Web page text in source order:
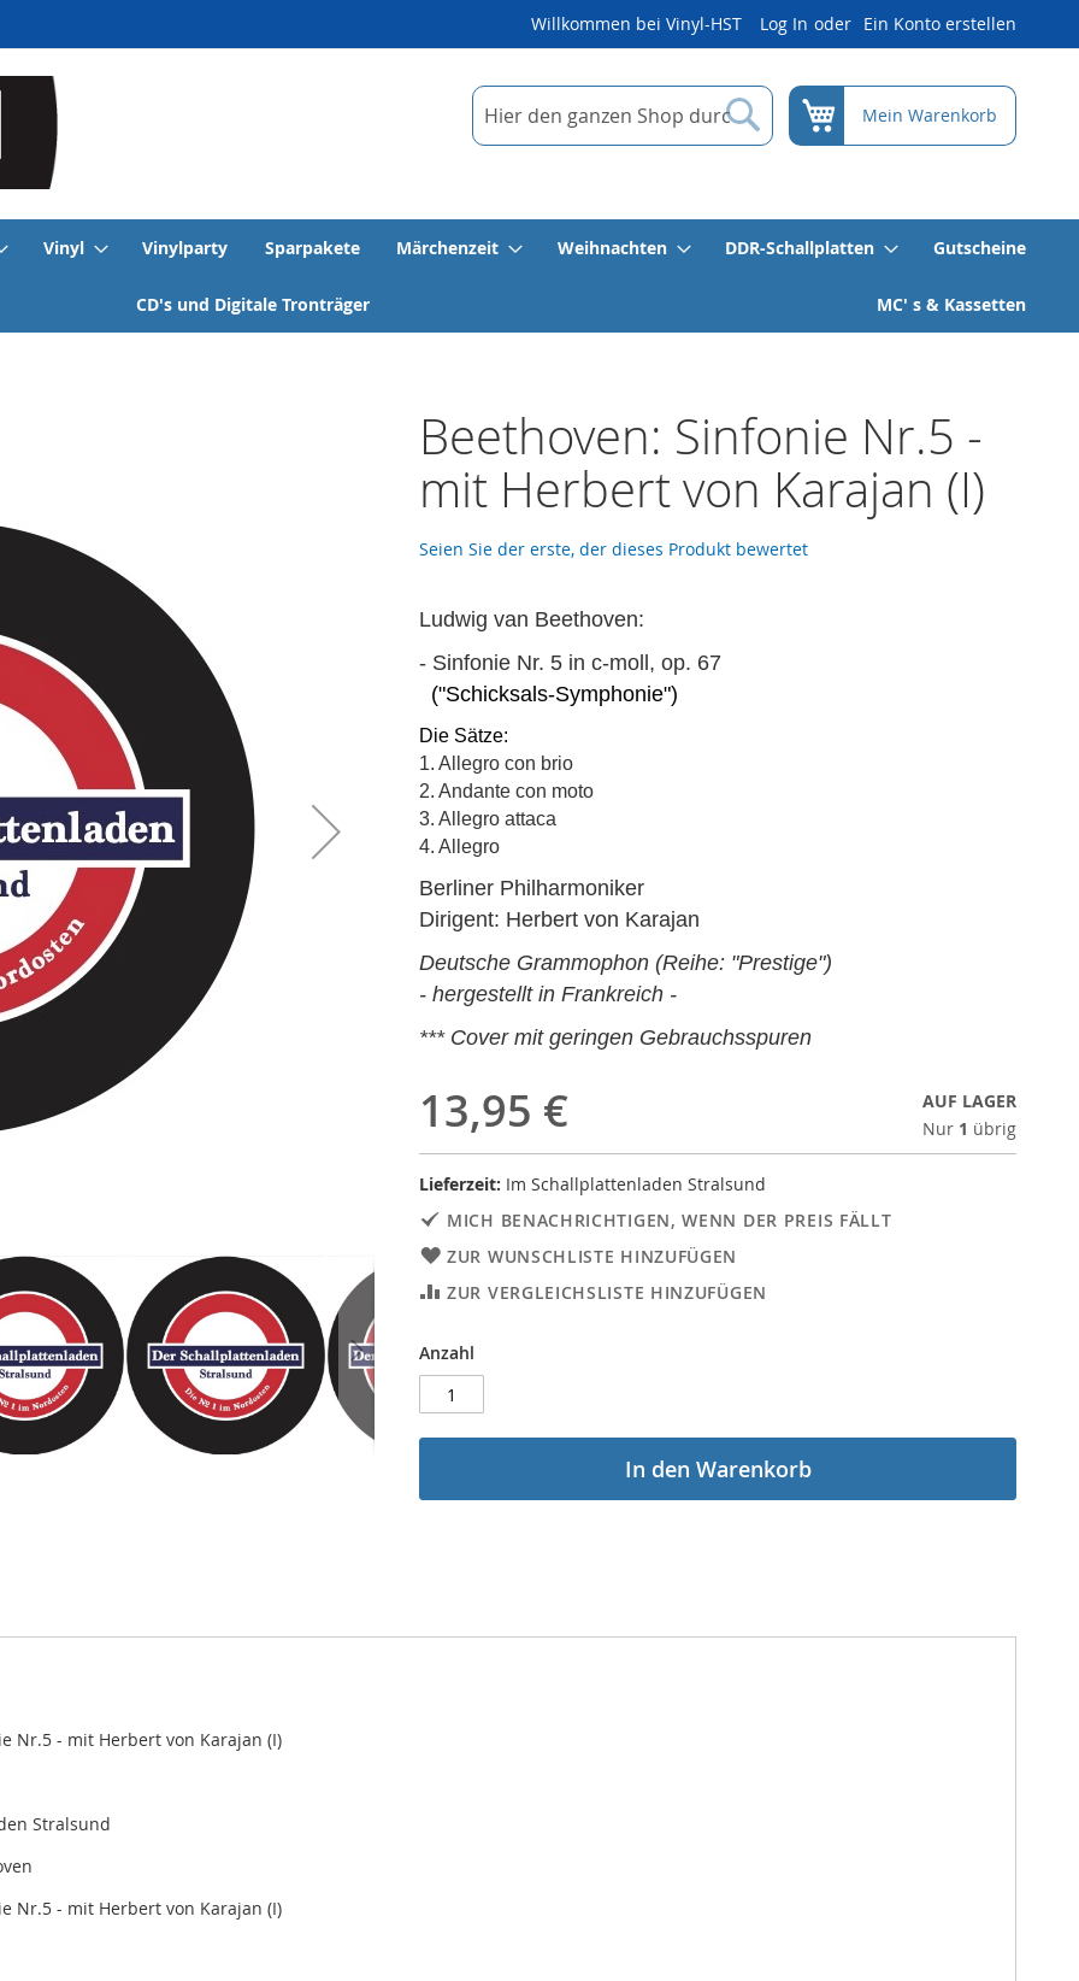
Willkommen bei Vinyl-HST Log In Ein Konto erstellen
Suche
Suche
Mein Warenkorb
Vinyl Vinylparty Sparpakete Märchenzeit Weihnachten DDR-Schallplatten Gutscheine
CD's und Digitale Tronträger MC' s & Kassetten
Beethoven: Sinfonie Nr.5 -
mit Herbert von Karajan (I)
Seien Sie der erste, der dieses Produkt bewertet
Ludwig van Beethoven:
- Sinfonie Nr. 5 in c-moll, op. 67
("Schicksals-Symphonie")
Die Sätze:
1. Allegro con brio
2. Andante con moto
3. Allegro attaca
4. Allegro
Berliner Philharmoniker
Dirigent: Herbert von Karajan
Deutsche Grammophon (Reihe: "Prestige")
- hergestellt in Frankreich -
*** Cover mit geringen Gebrauchsspuren
13,95 €
AUF LAGER
Nur 1 übrig
Lieferzeit: Im Schallplattenladen Stralsund
MICH BENACHRICHTIGEN, WENN DER PREIS FÄLLT
ZUR WUNSCHLISTE HINZUFÜGEN
ZUR VERGLEICHSLISTE HINZUFÜGEN
Anzahl
In den Warenkorb
Nr.5 - mit Herbert von Karajan (I)
Stralsund
Nr.5 - mit Herbert von Karajan (I)